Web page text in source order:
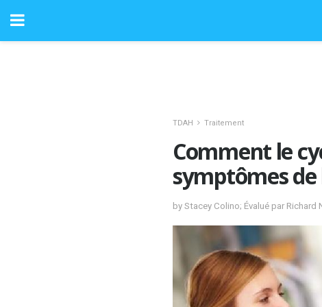
TDAH Traitement
Comment le
symptômes de
by Stacey Colino; Évalué par Richard